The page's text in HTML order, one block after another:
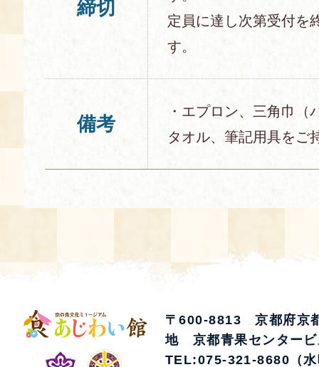
締切
定員に達し次第受付を
す。
備考
・エプロン、三角巾（
タオル、筆記用具をご
〒600-8813 京都府京
地 京都青果センタービ
TEL:075-321-8680（